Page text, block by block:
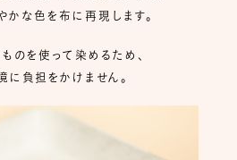
かな色を布に再現します。
のを使って染めるため、
に負担をかけません。